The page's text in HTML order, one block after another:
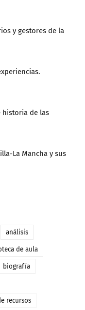
y gestores de la
historia de las
La Mancha y sus
análisis
de aula
biografía
recursos